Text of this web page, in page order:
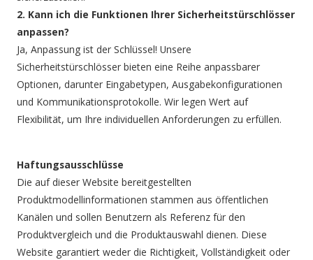
2. Kann ich die Funktionen Ihrer Sicherheitstürschlösser
anpassen?
Ja, Anpassung ist der Schlüssel! Unsere
Sicherheitstürschlösser bieten eine Reihe anpassbarer
Optionen, darunter Eingabetypen, Ausgabekonfigurationen
und Kommunikationsprotokolle. Wir legen Wert auf
Flexibilität, um Ihre individuellen Anforderungen zu erfüllen.
Haftungsausschlüsse
Die auf dieser Website bereitgestellten
Produktmodellinformationen stammen aus öffentlichen
Kanälen und sollen Benutzern als Referenz für den
Produktvergleich und die Produktauswahl dienen. Diese
Website garantiert weder die Richtigkeit, Vollständigkeit oder